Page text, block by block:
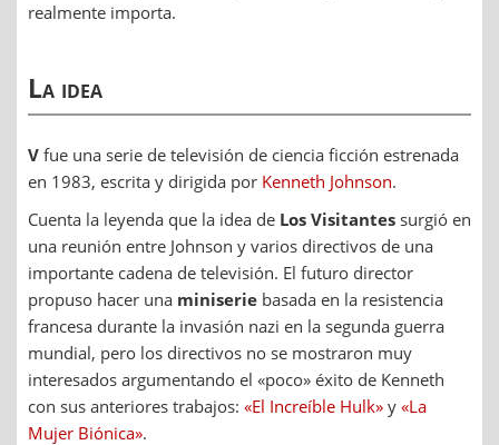
realmente importa.
La idea
V fue una serie de televisión de ciencia ficción estrenada
en 1983, escrita y dirigida por Kenneth Johnson.
Cuenta la leyenda que la idea de Los Visitantes surgió en
una reunión entre Johnson y varios directivos de una
importante cadena de televisión. El futuro director
propuso hacer una miniserie basada en la resistencia
francesa durante la invasión nazi en la segunda guerra
mundial, pero los directivos no se mostraron muy
interesados argumentando el «poco» éxito de Kenneth
con sus anteriores trabajos: «El Increíble Hulk» y «La
Mujer Biónica».